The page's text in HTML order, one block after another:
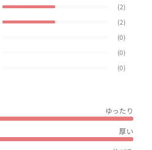
(2)
(2)
(0)
(0)
(0)
ゆったり
厚い